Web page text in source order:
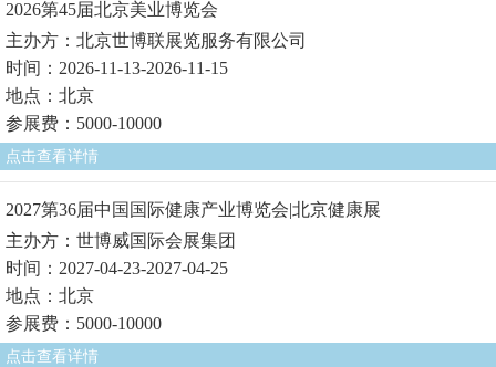
2026第45届北京美业博览会
主办方：北京世博联展览服务有限公司
时间：2026-11-13-2026-11-15
地点：北京
参展费：5000-10000
点击查看详情
2027第36届中国国际健康产业博览会|北京健康展
主办方：世博威国际会展集团
时间：2027-04-23-2027-04-25
地点：北京
参展费：5000-10000
点击查看详情